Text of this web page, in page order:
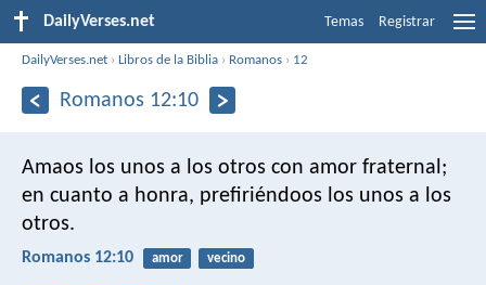
DailyVerses.net Temas Registrar
DailyVerses.net ›Libros de la Biblia › Romanos › 12
Romanos 12:10
Amaos los unos a los otros con amor fraternal;
en cuanto a honra, prefiriéndoos los unos a los
otros.
Romanos 12:10 amor vecino